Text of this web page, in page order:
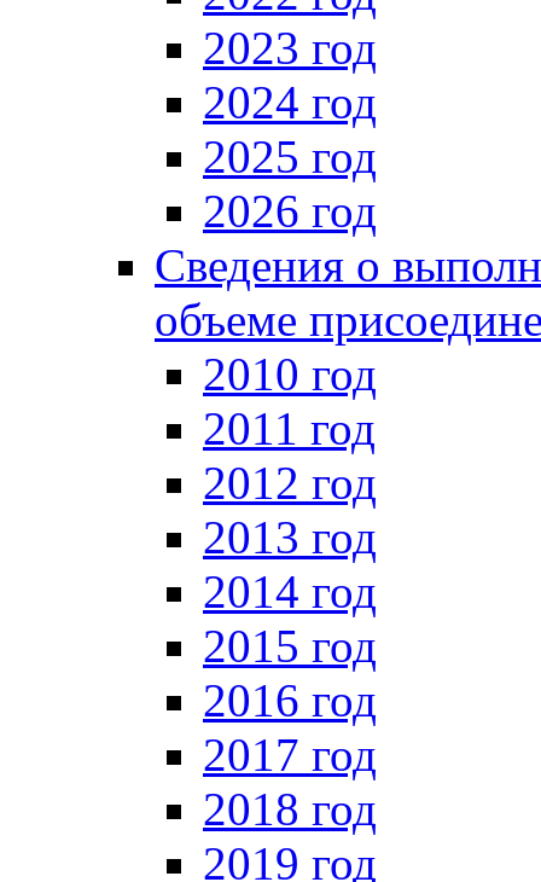
2023 год
2024 год
2025 год
2026 год
Сведения о
объеме
2010 год
2011 год
2012 год
2013 год
2014 год
2015 год
2016 год
2017 год
2018 год
2019 год